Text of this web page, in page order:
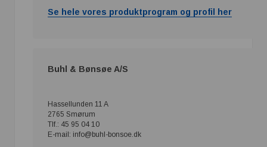
Se hele vores produktprogram og profil her
Buhl & Bønsøe A/S
Hassellunden 11 A
2765 Smørum
Tlf.: 45 95 04 10
E-mail: info@buhl-bonsoe.dk